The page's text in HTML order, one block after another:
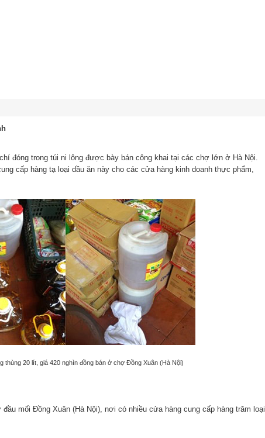
đóng trong túi ni lông được bày bán công khai tại các chợ lớn ở Hà Nội.
cấp hàng tạ loại dầu ăn này cho các cửa hàng kinh doanh thực phẩm,
thùng 20 lít, giá 420 nghìn đồng bán ở chợ Đồng Xuân (Hà Nội)
mối Đồng Xuân (Hà Nội), nơi có nhiều cửa hàng cung cấp hàng trăm loại